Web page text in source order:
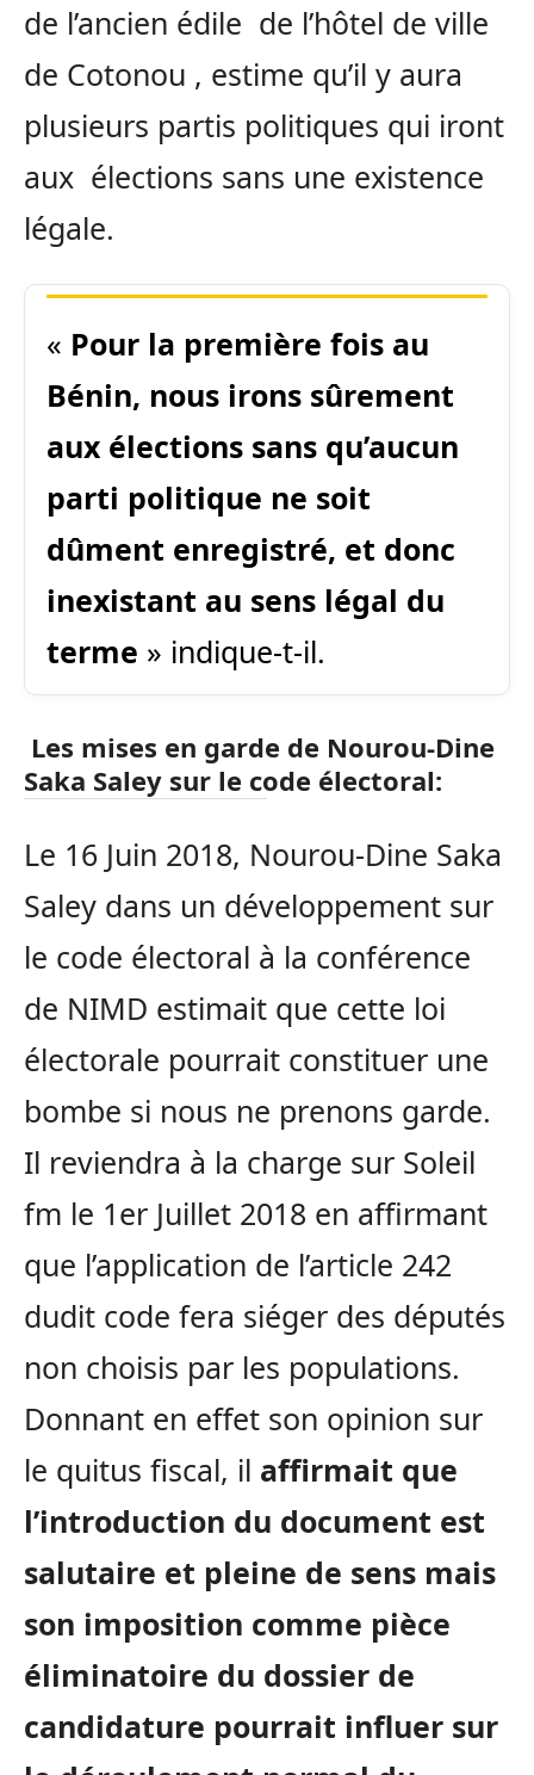
de l’ancien édile de l’hôtel de ville
de Cotonou , estime qu’il y aura
plusieurs partis politiques qui iront
aux élections sans une existence
légale.
« Pour la première fois au
Bénin, nous irons sûrement
aux élections sans qu’aucun
parti politique ne soit
dûment enregistré, et donc
inexistant au sens légal du
terme » indique-t-il.
Les mises en garde de Nourou-Dine
Saka Saley sur le code électoral:
Le 16 Juin 2018, Nourou-Dine Saka
Saley dans un développement sur
le code électoral à la conférence
de NIMD estimait que cette loi
électorale pourrait constituer une
bombe si nous ne prenons garde.
Il reviendra à la charge sur Soleil
fm le 1er Juillet 2018 en affirmant
que l’application de l’article 242
dudit code fera siéger des députés
non choisis par les populations.
Donnant en effet son opinion sur
le quitus fiscal, il affirmait que
l’introduction du document est
salutaire et pleine de sens mais
son imposition comme pièce
éliminatoire du dossier de
candidature pourrait influer sur